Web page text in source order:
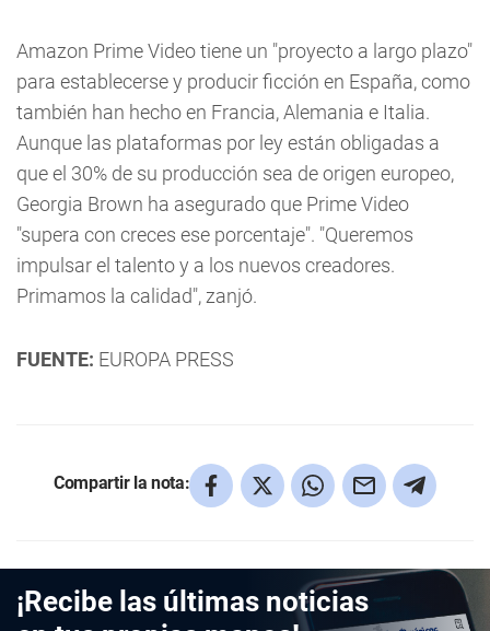
Amazon Prime Video tiene un "proyecto a largo plazo"
para establecerse y producir ficción en España, como
también han hecho en Francia, Alemania e Italia.
Aunque las plataformas por ley están obligadas a
que el 30% de su producción sea de origen europeo,
Georgia Brown ha asegurado que Prime Video
"supera con creces ese porcentaje". "Queremos
impulsar el talento y a los nuevos creadores.
Primamos la calidad", zanjó.
FUENTE: EUROPA PRESS
Compartir la nota:
¡Recibe las últimas noticias